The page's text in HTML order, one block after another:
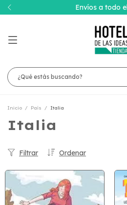
Envíos a todo
Inicio / País / Italia
Italia
Ordenar
Filtrar